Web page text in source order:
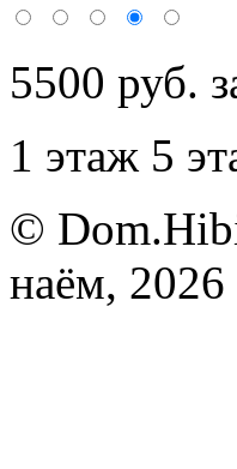
5500 руб.
1 этаж 5
©
наём, 2026